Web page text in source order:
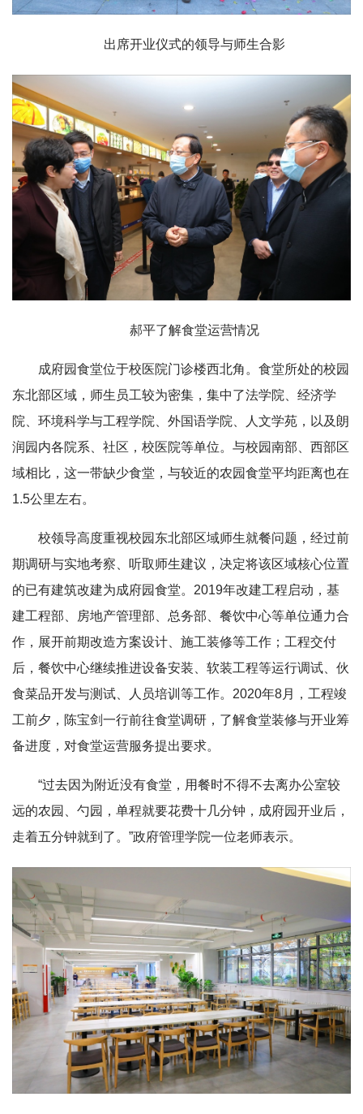
出席开业仪式的领导与师生合影
郝平了解食堂运营情况
成府园食堂位于校医院门诊楼西北角。食堂所处的校园
东北部区域，师生员工较为密集，集中了法学院、经济学
院、环境科学与工程学院、外国语学院、人文学苑，以及朗
润园内各院系、社区，校医院等单位。与校园南部、西部区
域相比，这一带缺少食堂，与较近的农园食堂平均距离也在
1.5公里左右。
校领导高度重视校园东北部区域师生就餐问题，经过前
期调研与实地考察、听取师生建议，决定将该区域核心位置
的已有建筑改建为成府园食堂。2019年改建工程启动，基
建工程部、房地产管理部、总务部、餐饮中心等单位通力合
作，展开前期改造方案设计、施工装修等工作；工程交付
后，餐饮中心继续推进设备安装、软装工程等运行调试、伙
食菜品开发与测试、人员培训等工作。2020年8月，工程竣
工前夕，陈宝剑一行前往食堂调研，了解食堂装修与开业筹
备进度，对食堂运营服务提出要求。
“过去因为附近没有食堂，用餐时不得不去离办公室较
远的农园、勺园，单程就要花费十几分钟，成府园开业后，
走着五分钟就到了。”政府管理学院一位老师表示。